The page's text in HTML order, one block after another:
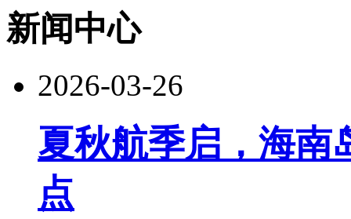
新闻中心
2026-03-26
夏秋航季启，海南
点